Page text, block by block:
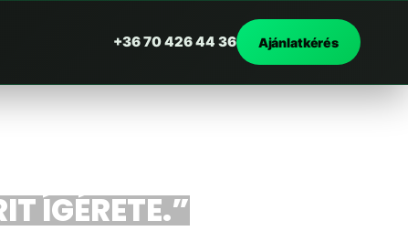
+36 70 426 44 36 Ajánlatkérés
ÍGÉRETE.”